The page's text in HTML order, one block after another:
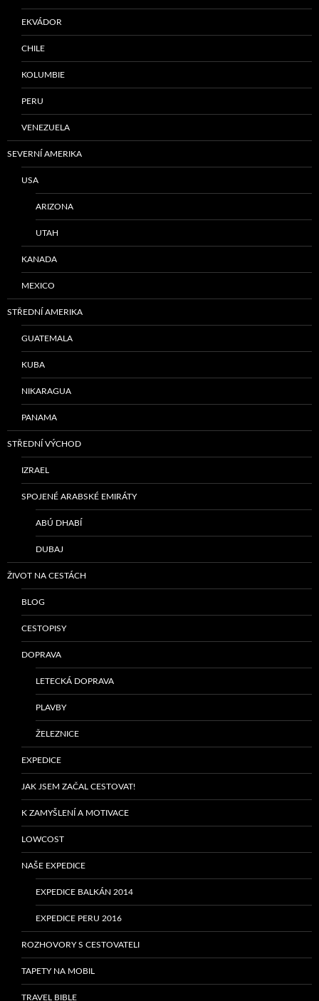
EKVÁDOR
CHILE
KOLUMBIE
PERU
VENEZUELA
SEVERNÍ AMERIKA
USA
ARIZONA
UTAH
KANADA
MEXICO
STŘEDNÍ AMERIKA
GUATEMALA
KUBA
NIKARAGUA
PANAMA
STŘEDNÍ VÝCHOD
IZRAEL
SPOJENÉ ARABSKÉ EMIRÁTY
ABÚ DHABÍ
DUBAJ
ŽIVOT NA CESTÁCH
BLOG
CESTOPISY
DOPRAVA
LETECKÁ DOPRAVA
PLAVBY
ŽELEZNICE
EXPEDICE
JAK JSEM ZAČAL CESTOVAT!
K ZAMYŠLENÍ A MOTIVACE
LOWCOST
NAŠE EXPEDICE
EXPEDICE BALKÁN 2014
EXPEDICE PERU 2016
ROZHOVORY S CESTOVATELI
TAPETY NA MOBIL
TRAVEL BIBLE